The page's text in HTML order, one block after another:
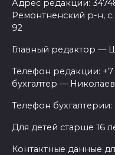
Адрес редакции:
Ремонтненский р-н,
92
Главный редактор —
Телефон редакции: +7
бухгалтер —
Телефон бухгалтерии:
Для детей старше 16
Контактные данные